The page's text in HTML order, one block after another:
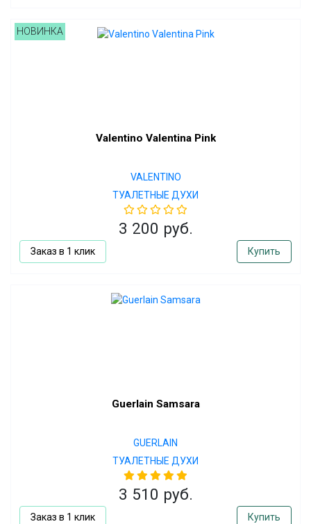
НОВИНКА
Valentino Valentina Pink
VALENTINO
ТУАЛЕТНЫЕ ДУХИ
3 200 руб.
Заказ в 1 клик Купить
Guerlain Samsara
GUERLAIN
ТУАЛЕТНЫЕ ДУХИ
3 510 руб.
Заказ в 1 клик Купить